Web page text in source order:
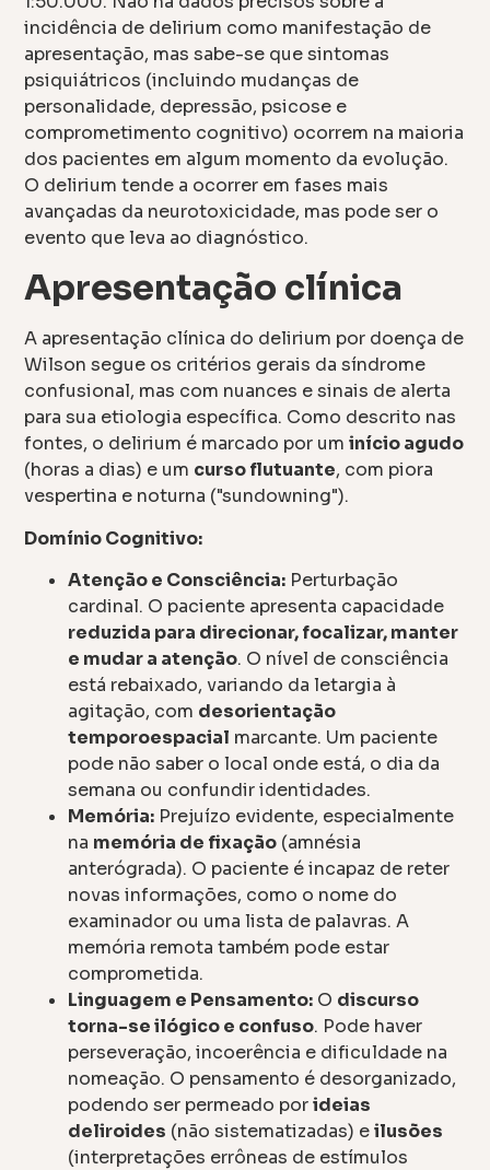
incidência de delirium como manifestação de
apresentação, mas sabe-se que sintomas
psiquiátricos (incluindo mudanças de
personalidade, depressão, psicose e
comprometimento cognitivo) ocorrem na maioria
dos pacientes em algum momento da evolução.
O delirium tende a ocorrer em fases mais
avançadas da neurotoxicidade, mas pode ser o
evento que leva ao diagnóstico.
Apresentação clínica
A apresentação clínica do delirium por doença de
Wilson segue os critérios gerais da síndrome
confusional, mas com nuances e sinais de alerta
para sua etiologia específica. Como descrito nas
fontes, o delirium é marcado por uminício agudo
(horas a dias) e um curso flutuante, com piora
vespertina e noturna ("sundowning").
Domínio Cognitivo:
Atenção e Consciência: Perturbação
cardinal. O paciente apresenta capacidade
reduzida para direcionar, focalizar, manter
e mudar a atenção. O nível de consciência
está rebaixado, variando da letargia à
agitação, com desorientação
temporoespacial marcante. Um paciente
pode não saber o local onde está, o dia da
semana ou confundir identidades.
Memória: Prejuízo evidente, especialmente
na memória de fixação (amnésia
anterógrada). O paciente é incapaz de reter
novas informações, como o nome do
examinador ou uma lista de palavras. A
memória remota também pode estar
comprometida.
Linguagem e Pensamento: O discurso
torna-se ilógico e confuso. Pode haver
perseveração, incoerência e dificuldade na
nomeação. O pensamento é desorganizado,
podendo ser permeado porideias
deliroides (não sistematizadas) eilusões
(interpretações errôneas de estímulos